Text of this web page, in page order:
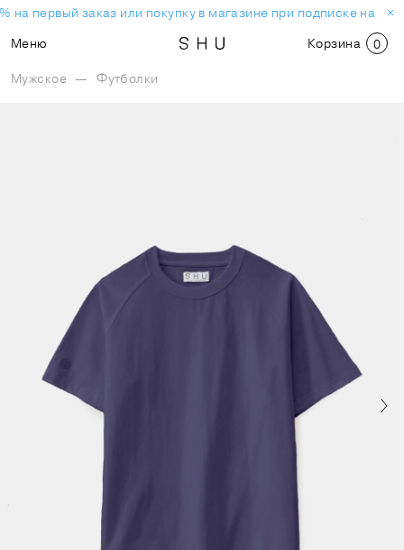
на первый заказ или покупку в магазине при подписке на
Меню
Корзина 0
Мужское — Футболки